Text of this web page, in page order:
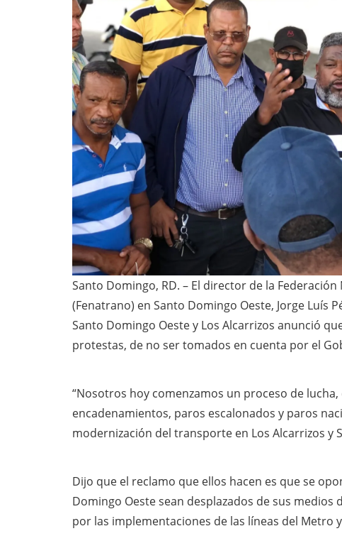
Santo Domingo, RD. – El director de la
(Fenatrano) en Santo Domingo Oeste, Jorge Luís
Santo Domingo Oeste y Los Alcarrizos anunció
protestas, de no ser tomados en cuenta por el
“Nosotros hoy comenzamos un proceso de
encadenamientos, paros escalonados y paros
modernización del transporte en Los Alcarrizos y
Dijo que el reclamo que ellos hacen es que se
Domingo Oeste sean desplazados de sus medios
por las implementaciones de las líneas del Metro